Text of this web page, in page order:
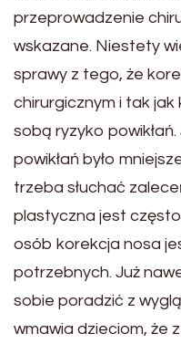
przeprowadzenie
wskazane. Niestety
sprawy z tego, że
chirurgicznym i tak
sobą ryzyko
powikłań było
trzeba słuchać
plastyczna jest
osób korekcja nosa
potrzebnych. Już
sobie poradzić z
wmawia dzieciom, że